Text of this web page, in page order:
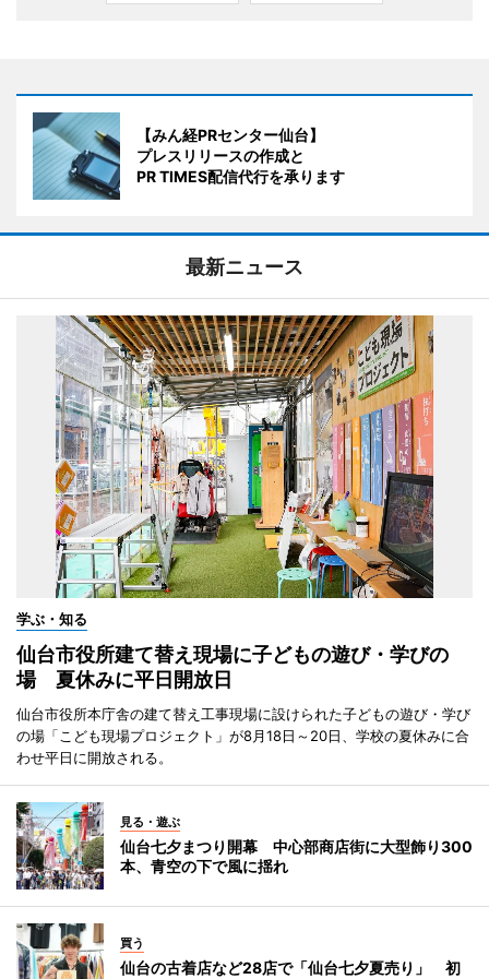
【みん経PRセンター仙台】
プレスリリースの作成と
PR TIMES配信代行を承ります
最新ニュース
学ぶ・知る
仙台市役所建て替え現場に子どもの遊び・学びの
場 夏休みに平日開放日
仙台市役所本庁舎の建て替え工事現場に設けられた子どもの遊び・学び
の場「こども現場プロジェクト」が8月18日～20日、学校の夏休みに合
わせ平日に開放される。
見る・遊ぶ
仙台七夕まつり開幕 中心部商店街に大型飾り300
本、青空の下で風に揺れ
買う
仙台の古着店など28店で「仙台七夕夏売り」 初